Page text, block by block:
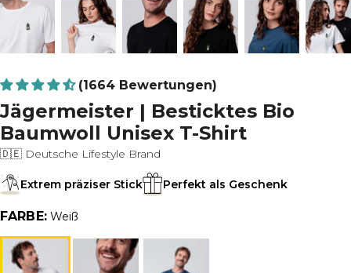
(1664 Bewertungen)
Jägermeister | Besticktes Bio
Baumwoll Unisex T-Shirt
🇩🇪 Deutsche Lifestyle Brand
Extrem präziser Stick Perfekt als Geschenk
FARBE: Weiß